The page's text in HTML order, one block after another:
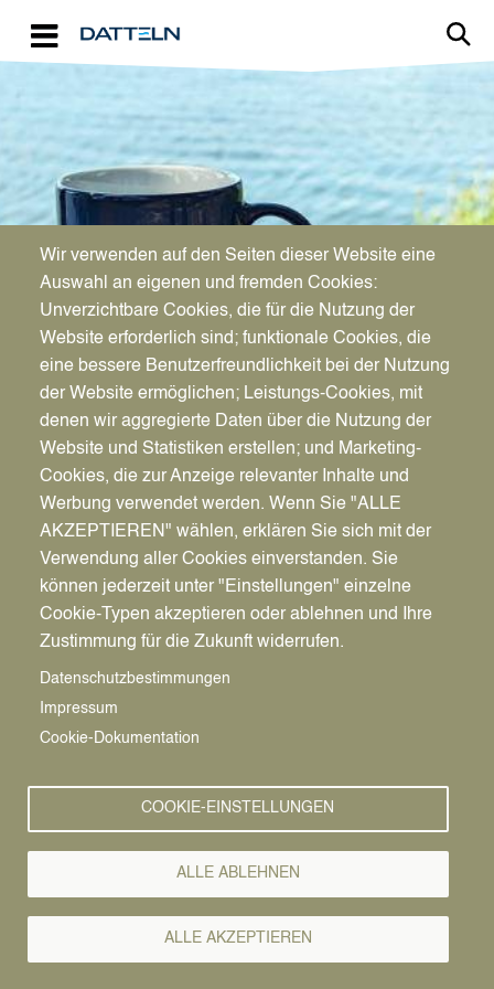
Zum Mitbringen,
Verschenken und
Selbstbehalten
Pfadnavigation
Startseite
MERCH
Magnet
Image
Wir verwenden auf den Seiten dieser Website eine
Auswahl an eigenen und fremden Cookies:
Unverzichtbare Cookies, die für die Nutzung der
Website erforderlich sind; funktionale Cookies, die
eine bessere Benutzerfreundlichkeit bei der Nutzung
der Website ermöglichen; Leistungs-Cookies, mit
denen wir aggregierte Daten über die Nutzung der
Website und Statistiken erstellen; und Marketing-
Cookies, die zur Anzeige relevanter Inhalte und
Werbung verwendet werden. Wenn Sie "ALLE
AKZEPTIEREN" wählen, erklären Sie sich mit der
Verwendung aller Cookies einverstanden. Sie
können jederzeit unter "Einstellungen" einzelne
Cookie-Typen akzeptieren oder ablehnen und Ihre
Zustimmung für die Zukunft widerrufen.
Datenschutzbestimmungen
Impressum
Cookie-Dokumentation
COOKIE-EINSTELLUNGEN
ALLE ABLEHNEN
ALLE AKZEPTIEREN